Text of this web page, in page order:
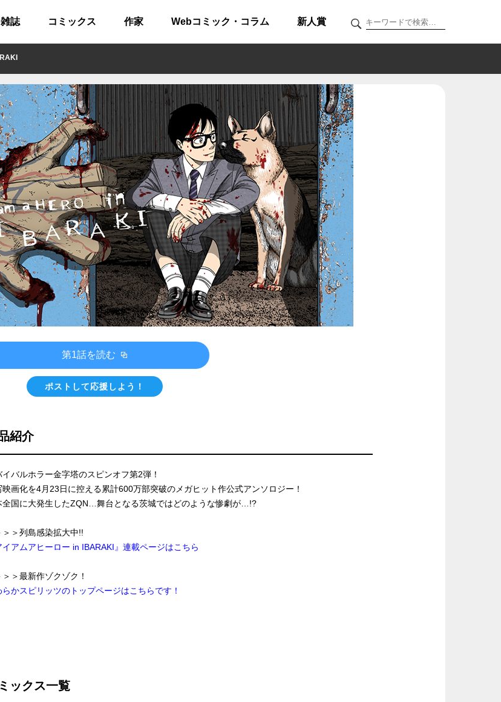
雑誌 コミックス 作家 Webコミック・コラム 新人賞
第1話を読む
ポストして応援しよう！
紹介
イバルホラー金字塔のスピンオフ第2弾！
映画化を4月23日に控える累計600万部突破のメガヒット作公式アンソロジー！
全国に大発生したZQN…舞台となる茨城ではどのような惨劇が…!?
＞＞列島感染拡大中!!
イアムアヒーロー in IBARAKI』連載ページはこちら
＞＞最新作ゾクゾク！
らかスピリッツのトップページはこちらです！
ックス一覧